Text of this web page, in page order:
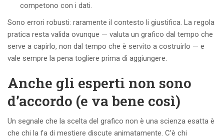
competono con i dati.
Sono errori robusti: raramente il contesto li giustifica. La regola
pratica resta valida ovunque — valuta un grafico dal tempo che
serve a capirlo, non dal tempo che è servito a costruirlo — e
vale sempre la pena togliere prima di aggiungere.
Anche gli esperti non sono
d’accordo (e va bene così)
Un segnale che la scelta del grafico non è una scienza esatta è
che chi la fa di mestiere discute animatamente. C’è chi